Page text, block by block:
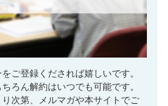
ご登録くだされば嬉しいです。
ろん解約はいつでも可能です。
次第、メルマガや本サイトでご